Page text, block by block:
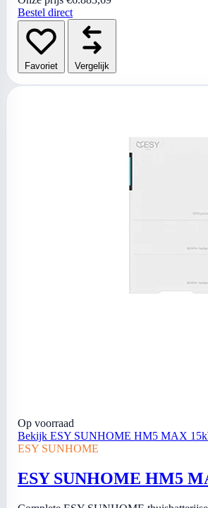
Bestel direct
Favoriet Vergelijk
Op voorraad
Bekijk ESY SUNHOME HM5 MAX
ESY SUNHOME
ESY SUNHOME HM5